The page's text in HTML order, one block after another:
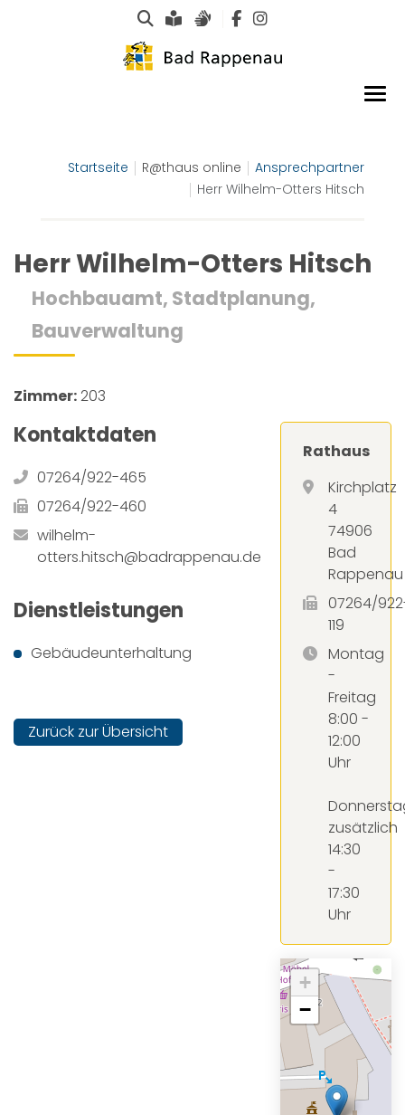
Suche
Leichte Sprache
Gebärdensprachen
Startseite R@thaus online
Ansprechpartner
Herr Wilhelm-Otters Hitsch
Herr Wilhelm-Otters Hitsch
Hochbauamt, Stadtplanung,
Bauverwaltung
Zimmer:203
Kontaktdaten
07264/922-465
07264/922-460
wilhelm-
otters.hitsch@badrappenau.de
Dienstleistungen
Gebäudeunterhaltung
Zurück zur Übersicht
Rathaus
Kirchplatz
4
74906
Bad
Rappenau
07264/
119
Montag
-
Freitag
8:00 -
12:00
Uhr
zusätzlich
14:30
-
17:30
Uhr
+
−